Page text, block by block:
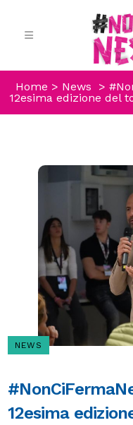
Home > News >
12esima edizione del
NEWS
12esima